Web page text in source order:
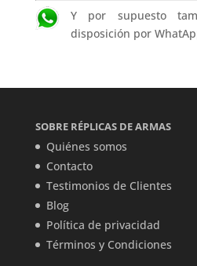
Y por supuesto
disposición por
SOBRE RÉPLICAS DE ARMAS
Quiénes somos
Contacto
Testimonios de Clientes
Blog
Política de privacidad
Términos y Condiciones